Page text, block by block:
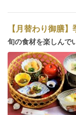
【月替わり御膳
旬の食材を楽しんで